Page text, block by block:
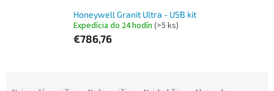
Honeywell Granit Ultra - USB kit
Expedícia do 24 hodín (>5 ks)
€786,76